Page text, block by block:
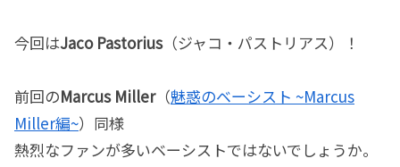
今回はJaco Pastorius（ジャコ・パストリアス）！
前回のMarcus Miller（魅惑のベーシスト ~Marcus
Miller編~）同様
熱烈なファンが多いベーシストではないでしょうか。